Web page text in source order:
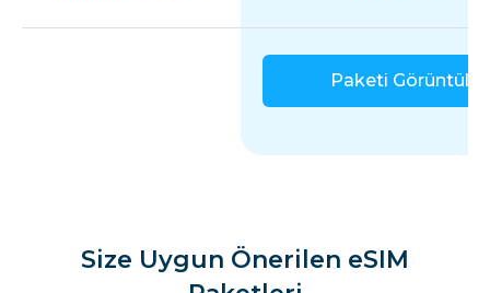
Paketi Görüntüle
Size Uygun Önerilen eSIM